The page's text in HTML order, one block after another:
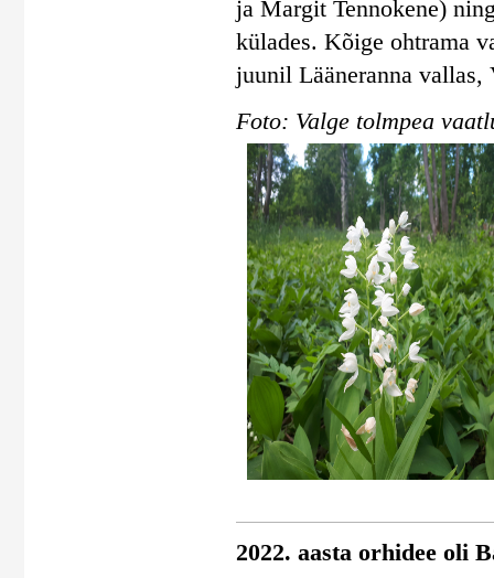
ja Margit Tennokene)
külades. Kõige ohtrama
juunil Lääneranna
Foto: Valge tolmpea
2022. aasta orhidee oli